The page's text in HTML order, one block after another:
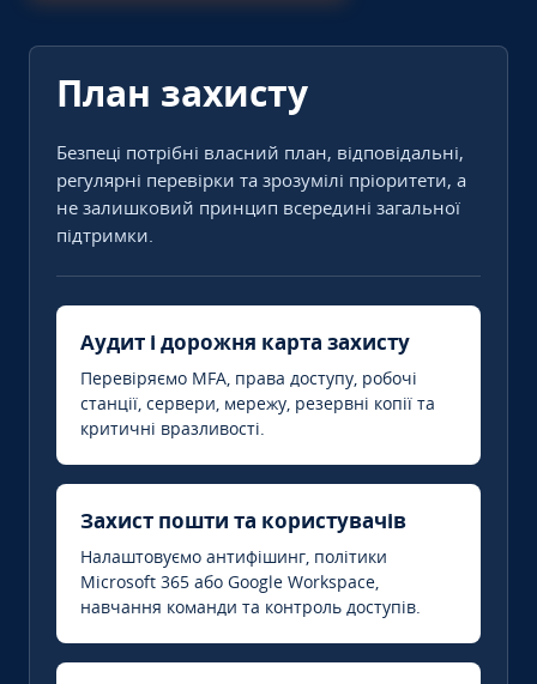
План захисту
Безпеці потрібні власний план, відповідальні,
регулярні перевірки та зрозумілі пріоритети, а
не залишковий принцип всередині загальної
підтримки.
Аудит і дорожня карта захисту
Перевіряємо MFA, права доступу, робочі
станції, сервери, мережу, резервні копії та
критичні вразливості.
Захист пошти та користувачів
Налаштовуємо антифішинг, політики
Microsoft 365 або Google Workspace,
навчання команди та контроль доступів.